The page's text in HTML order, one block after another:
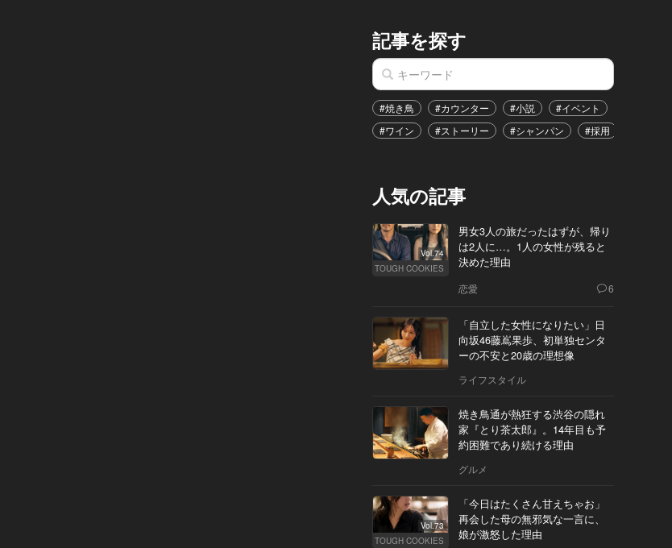
記事を探す
#焼き鳥 #カウンター #小説 #イベント
#ワイン
#ストーリー #シャンパン #採用
人気の記事
Vol.74
TOUGH COOKIES
男女3人の旅だったはずが、帰り
は2人に…。1人の女性が残ると
決めた理由
恋愛 6
「自立した女性になりたい」日
向坂46藤嶌果歩、初単独センタ
ーの不安と20歳の理想像
ライフスタイル
焼き鳥通が熱狂する渋谷の隠れ
家『とり茶太郎』。14年目も予
約困難であり続ける理由
グルメ
Vol.73
TOUGH COOKIES
「今日はたくさん甘えちゃお」
再会した母の無邪気な一言に、
娘が激怒した理由